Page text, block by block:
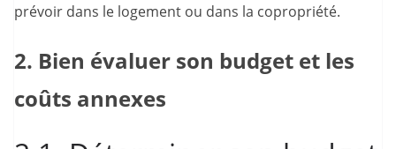
prévoir dans le logement ou dans la copropriété.
2. Bien évaluer son budget et les
coûts annexes